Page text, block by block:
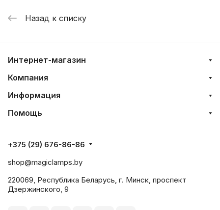
Назад к списку
Интернет-магазин
Компания
Информация
Помощь
+375 (29) 676-86-86
shop@magiclamps.by
220069, Республика Беларусь, г. Минск, проспект
Дзержинского, 9